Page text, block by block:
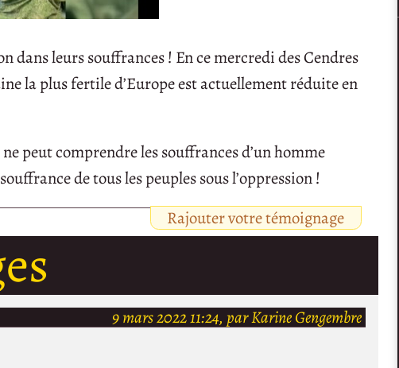
dans leurs souffrances ! En ce mercredi des Cendres
la plus fertile d’Europe est actuellement réduite en
peut comprendre les souffrances d’un homme
de tous les peuples sous l’oppression !
Rajouter votre témoignage
9 mars 2022 11:24, par Karine Gengembre